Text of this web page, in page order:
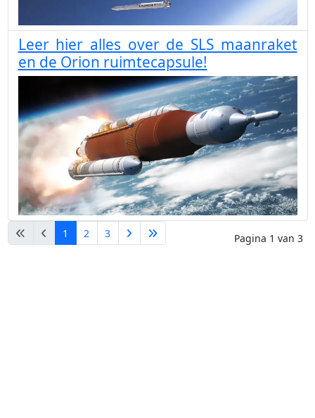
Leer hier alles over de SLS maanraket
en de Orion ruimtecapsule!
Pagina 1 van 3
1 2 3